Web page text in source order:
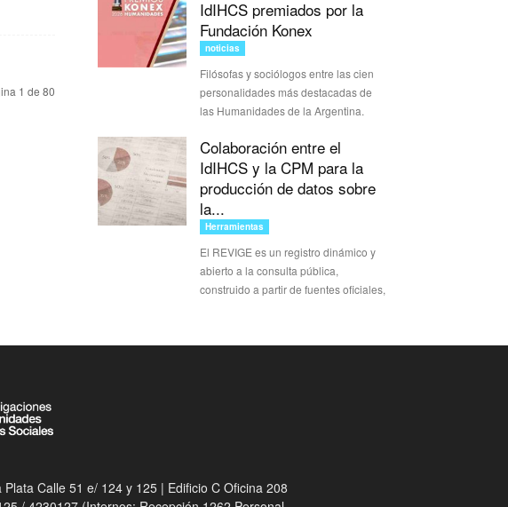
1 de 80
IdIHCS premiados por la
Fundación Konex
noticias
Filósofas y sociólogos entre las cien
personalidades más destacadas de
las Humanidades de la Argentina.
Colaboración entre el
IdIHCS y la CPM para la
producción de datos sobre
la...
Herramientas
El REVIGE es un registro dinámico y
abierto a la consulta pública,
construido a partir de fuentes oficiales,
Calle 51 e/ 124 y 125 | Edificio C Oficina 208